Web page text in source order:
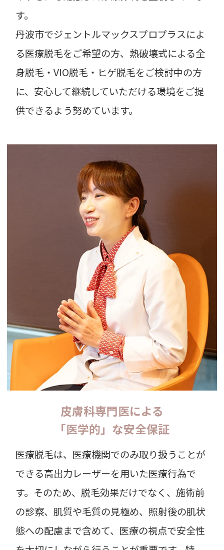
す。
丹波市でジェントルマックスプロプラスによ
る医療脱毛をご希望の方、熱破壊式による全
身脱毛・VIO脱毛・ヒゲ脱毛をご検討中の方
に、安心して継続していただける環境をご提
供できるよう努めています。
皮膚科専門医による
「医学的」な安全保証
医療脱毛は、医療機関でのみ取り扱うことが
できる高出力レーザーを用いた医療行為で
す。そのため、脱毛効果だけでなく、施術前
の診察、肌質や毛質の見極め、照射後の肌状
態への配慮まで含めて、医療の視点で安全性